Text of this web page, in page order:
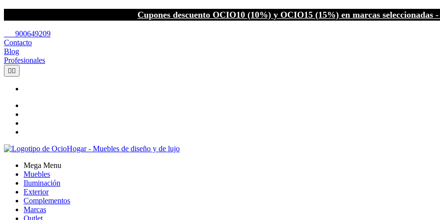
Cupones descuento OCIO10 (10%) y OCIO15 (15%) en marcas seleccionadas
900649209
Contacto
Blog
Profesionales
 
Mega Menu
Muebles
Iluminación
Exterior
Complementos
Marcas
Outlet